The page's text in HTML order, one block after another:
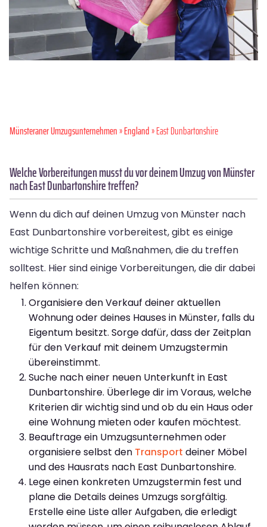
Münsteraner Umzugsunternehmen»England» East Dunbartonshire
Welche Vorbereitungen musst du vor deinem Umzug von Münster
nach East Dunbartonshire treffen?
Wenn du dich auf deinen Umzug von Münster nach
East Dunbartonshire vorbereitest, gibt es einige
wichtige Schritte und Maßnahmen, die du treffen
solltest. Hier sind einige Vorbereitungen, die dir dabei
helfen können:
Organisiere den Verkauf deiner aktuellen
Wohnung oder deines Hauses in Münster, falls du
Eigentum besitzt. Sorge dafür, dass der Zeitplan
für den Verkauf mit deinem Umzugstermin
übereinstimmt.
Suche nach einer neuen Unterkunft in East
Dunbartonshire. Überlege dir im Voraus, welche
Kriterien dir wichtig sind und ob du ein Haus oder
eine Wohnung mieten oder kaufen möchtest.
Beauftrage ein Umzugsunternehmen oder
organisiere selbst den Transport deiner Möbel
und des Hausrats nach East Dunbartonshire.
Lege einen konkreten Umzugstermin fest und
plane die Details deines Umzugs sorgfältig.
Erstelle eine Liste aller Aufgaben, die erledigt